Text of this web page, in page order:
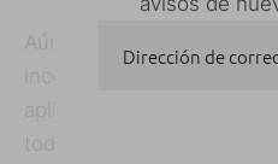
Aún no se ha sabe cómo
incorporará la inclusión de
aplicación de
toda esta